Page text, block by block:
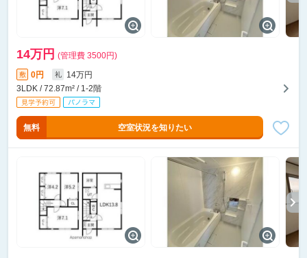
14万円 (管理費 3500円)
敷 0円 礼
14万円
3LDK / 72.87m² / 1-2階
無料 空室状況を知りたい